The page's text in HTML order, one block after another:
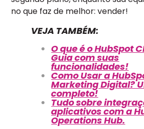
no que faz de melhor: vender!
VEJA TAMBÉM:
O que é o HubSpot
Guia com suas
funcionalidades!
Como Usar a
Marketing Digital?
completo!
Tudo sobre
aplicativos com a
Operations Hub.